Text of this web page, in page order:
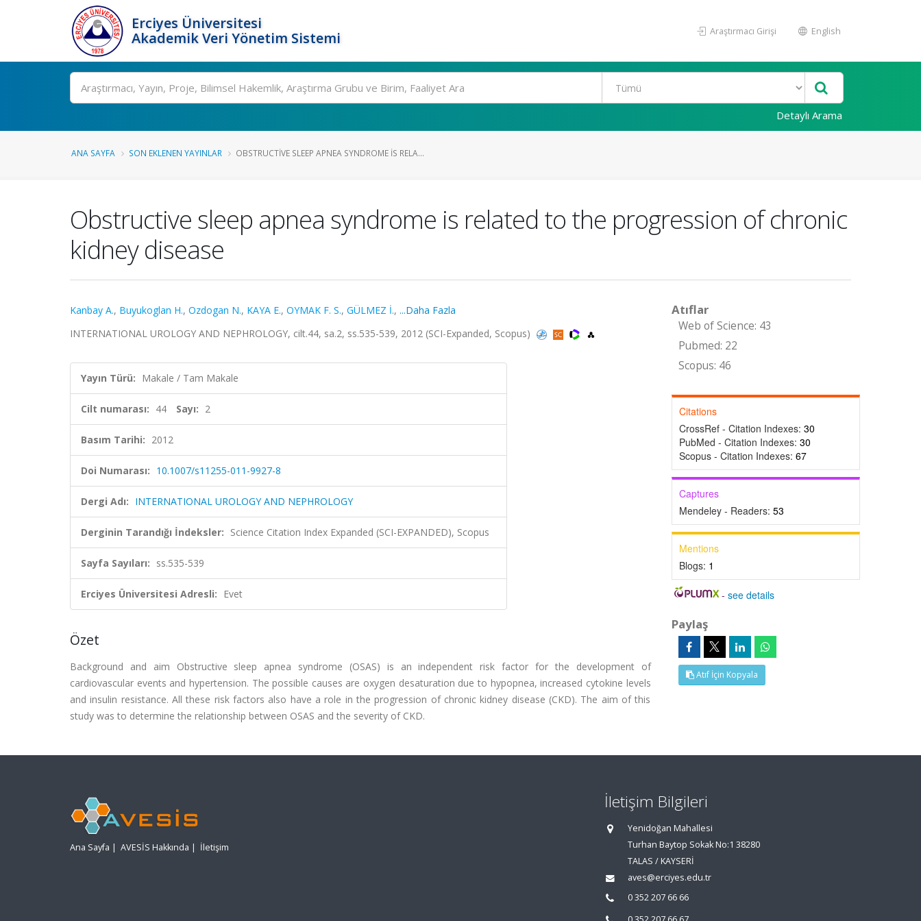
Erciyes Üniversitesi
Akademik Veri Yönetim Sistemi
Araştırmacı Girişi English
Ara
Detaylı Arama
ANA SAYFA SON EKLENEN YAYINLAR OBSTRUCTIVE SLEEP APNEA SYNDROME IS RELA...
Obstructive sleep apnea syndrome is related to the progression of chronic
kidney disease
Kanbay A., Buyukoglan H., Ozdogan N., KAYA E., OYMAK F. S., GÜLMEZ İ., ...Daha Fazla
INTERNATIONAL UROLOGY AND NEPHROLOGY, cilt.44, sa.2, ss.535-539, 2012 (SCI-Expanded, Scopus)
Yayın Türü: Makale / Tam Makale
Cilt numarası: 44 Sayı: 2
Basım Tarihi: 2012
Doi Numarası: 10.1007/s11255-011-9927-8
Dergi Adı: INTERNATIONAL UROLOGY AND NEPHROLOGY
Derginin Tarandığı İndeksler: Science Citation Index Expanded (SCI-EXPANDED), Scopus
Sayfa Sayıları: ss.535-539
Erciyes Üniversitesi Adresli: Evet
Özet
Background and aim Obstructive sleep apnea syndrome (OSAS) is an independent risk factor for the development of
cardiovascular events and hypertension. The possible causes are oxygen desaturation due to hypopnea, increased cytokine levels
and insulin resistance. All these risk factors also have a role in the progression of chronic kidney disease (CKD). The aim of this
study was to determine the relationship between OSAS and the severity of CKD.
Atıflar
Web of Science: 43
Pubmed: 22
Scopus: 46
Citations
CrossRef - Citation Indexes: 30
PubMed - Citation Indexes: 30
Scopus - Citation Indexes: 67
Captures
Mendeley - Readers: 53
Mentions
Blogs: 1
-see details
Paylaş
Atıf İçin Kopyala
Ana Sayfa | AVESİS Hakkında | İletişim
İletişim Bilgileri
Yenidoğan Mahallesi
Turhan Baytop Sokak No:1 38280
TALAS / KAYSERİ
aves@erciyes.edu.tr
0 352 207 66 66